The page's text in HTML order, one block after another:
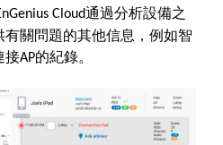
Cloud通過分析設備之
關問題的其他信息，例如智
接AP的紀錄。